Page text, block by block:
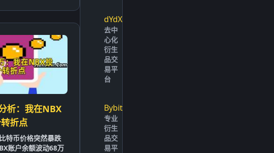
析：我在NBX
折点
特币价格突然暴跌
账户余额波动68万
dYdX
去中
心化
衍生
品交
易平
台
Bybit
专业
衍生
品交
易平